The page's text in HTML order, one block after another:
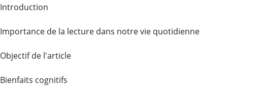
Introduction
Importance de la lecture dans notre vie quotidienne
Objectif de l'article
Bienfaits cognitifs